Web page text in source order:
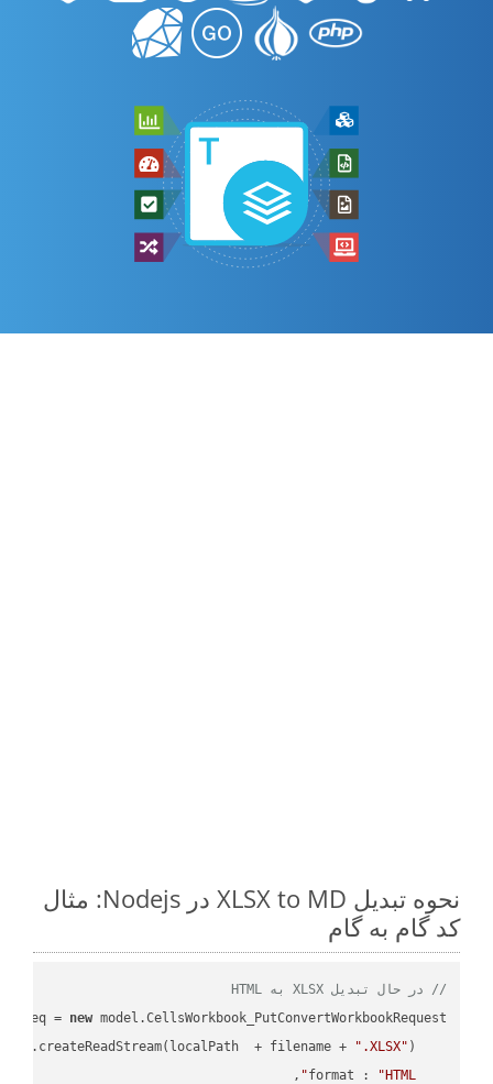
نحوه تبدیل XLSX to MD در Nodejs: مثال
کد گام به گام
// در حال تبدیل XLSX به HTML
req = new
+ filename +
".XLSX"
format : "HTML"